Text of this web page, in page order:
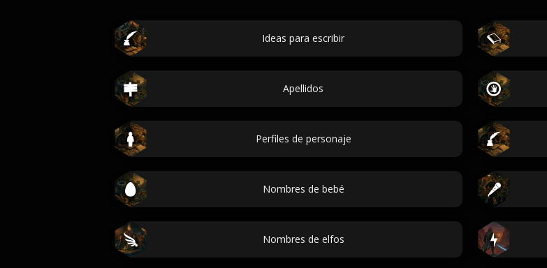
Ideas para escribir
Apellidos
Perfiles de personaje
Nombres de bebé
Nombres de elfos